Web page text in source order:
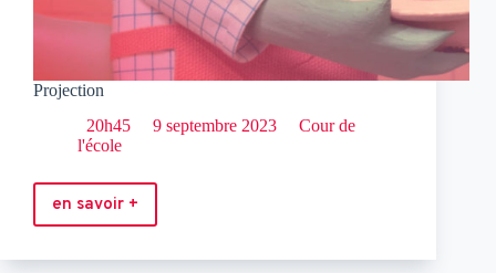
Projection
20h45
9 septembre 2023
Cour de
l'école
en savoir +
Projection